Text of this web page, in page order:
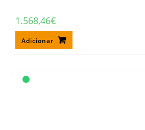
1.568,46€
Adicionar